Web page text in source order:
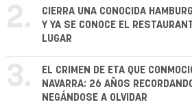
2.
CIERRA UNA CONOCIDA
Y YA SE CONOCE EL
LUGAR
3.
EL CRIMEN DE ETA QUE
NAVARRA: 26 AÑOS
NEGÁNDOSE A OLVIDAR